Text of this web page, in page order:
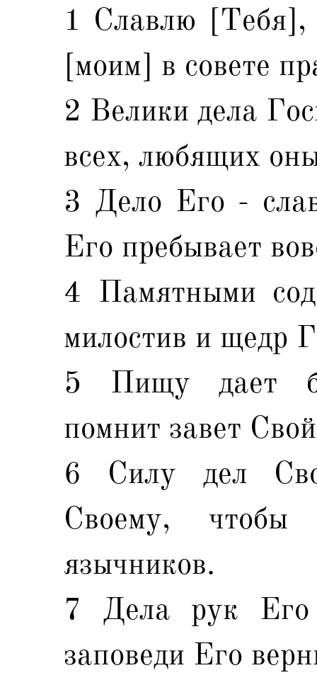
1 Славлю [Тебя],
[моим] в совете
2 Велики дела
всех, любящих
3 Дело Его -
Его пребывает
4 Памятными
милостив и щедр
5 Пищу дает
помнит завет
6 Силу дел
Своему, чтобы
язычников.
7 Дела рук
заповеди Его